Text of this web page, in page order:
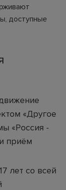
доступные
«Другое
«Россия -
приём
лет со всей